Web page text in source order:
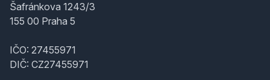
Šafránkova 1243/3
155 00 Praha 5
IČO: 27455971
DIČ: CZ27455971